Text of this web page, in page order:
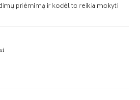
priėmimą ir kodėl to reikia mokyti